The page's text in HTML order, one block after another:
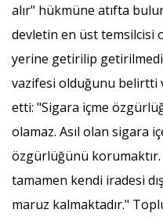
alır" hükmüne atıfta
devletin en üst temsilcisi
yerine getirilip
vazifesi olduğunu belirtti
etti: "Sigara içme
olamaz. Asıl olan sigara
özgürlüğünü
tamamen kendi iradesi
maruz kalmaktadır."